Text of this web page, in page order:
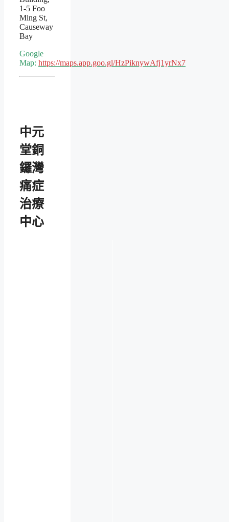
1-5 Foo
Ming St,
Causeway
Bay
Google
Map: https://maps.app.goo.gl/HzPiknywAfj1yrNx7
中元
堂銅
鑼灣
痛症
治療
中心